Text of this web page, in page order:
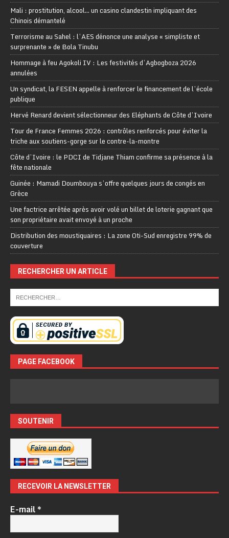
Mali : prostitution, alcool… un casino clandestin impliquant des
Chinois démantelé
Terrorisme au Sahel : l’AES dénonce une analyse « simpliste et
surprenante » de Bola Tinubu
Hommage à feu Agokoli IV : Les festivités d’Agbogboza 2026
annulées
Un syndicat, la FESEN appelle à renforcer le financement de l’école
publique
Hervé Renard devient sélectionneur des Eléphants de Côte d’Ivoire
Tour de France Femmes 2026 : contrôles renforcés pour éviter la
triche aux soutiens-gorge sur le contre-la-montre
Côte d’Ivoire : le PDCI de Tidjane Thiam confirme sa présence à la
fête nationale
Guinée : Mamadi Doumbouya s’offre quelques jours de congés en
Grèce
Une factrice arrêtée après avoir volé un billet de loterie gagnant que
son propriétaire avait envoyé à un proche
Distribution des moustiquaires : La zone Oti-Sud enregistre 99% de
couverture
RECHERCHER UN ARTICLE
PAGE FACEBOOK
SOUTENIR
RECEVOIR LA NEWSLETTER
E-mail*